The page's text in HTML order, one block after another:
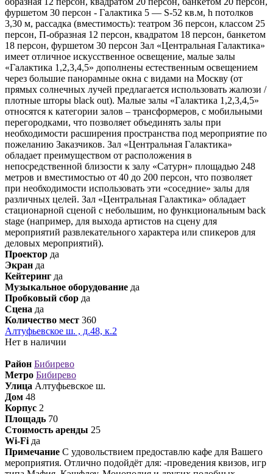
фуршетом 30 персон - Галактика 5 — S-52 кв.м, h потолков
3,30 м, рассадка (вместимость): театром 36 персон, классом 25
персон, П-образная 12 персон, квадратом 18 персон, банкетом
18 персон, фуршетом 30 персон Зал «Центральная Галактика»
имеет отличное искусственное освещение, малые залы
«Галактика 1,2,3,4,5» дополнены естественным освещением
через большие панорамные окна с видами на Москву (от
прямых солнечных лучей предлагается использовать жалюзи /
плотные шторы black out). Малые залы «Галактика 1,2,3,4,5»
относятся к категории залов – трансформеров, с мобильными
перегородками, что позволяет объединять залы при
необходимости расширения пространства под мероприятие по
пожеланию Заказчиков. Зал «Центральная Галактика»
обладает преимуществом от расположения в
непосредственной близости к залу «Сатурн» площадью 248
метров и вместимостью от 40 до 200 персон, что позволяет
при необходимости использовать эти «соседние» залы для
различных целей. Зал «Центральная Галактика» обладает
стационарной сценой с небольшим, но функциональным back
stage (например, для выхода артистов на сцену для
мероприятий развлекательного характера или спикеров для
деловых мероприятий).
Проектор да
Экран да
Кейтеринг да
Музыкальное оборудование да
Пробковый сбор да
Сцена да
Количество мест 360
Алтуфьевское ш. , д.48, к.2
Нет в наличии
Район Бибирево
Метро Бибирево
Улица Алтуфьевское ш.
Дом 48
Корпус 2
Площадь 70
Стоимость аренды 25
Wi-Fi да
Примечание С удовольствием предоставлю кафе для Вашего
мероприятия. Отлично подойдёт для: -проведения квизов, игр